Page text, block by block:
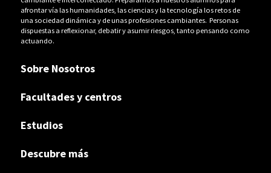
afrontar vía las humanidades, las ciencias y la tecnología los retos de
una sociedad dinámica y de unas profesiones cambiantes. Personas
dispuestas a reflexionar, debatir y asumir riesgos, tanto pensando como
actuando.
Sobre Nosotros
Facultades y centros
Estudios
Descubre más